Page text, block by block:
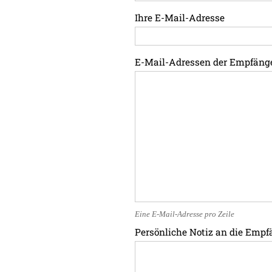
Ihre E-Mail-Adresse
E-Mail-Adressen der
Eine E-Mail-Adresse pro Zeile
Persönliche Notiz an die